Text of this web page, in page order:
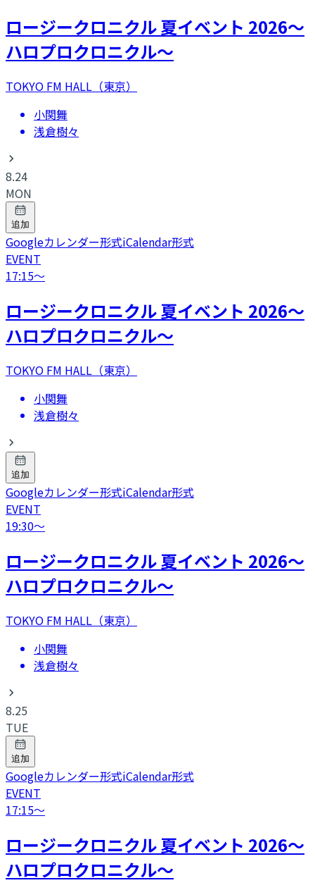
ロージークロニクル 夏イベント 2026～
ハロプロクロニクル～
TOKYO FM HALL（東京）
小関舞
浅倉樹々
8.24
MON
追加
Googleカレンダー形式iCalendar形式
EVENT
17:15〜
ロージークロニクル 夏イベント 2026～
ハロプロクロニクル～
TOKYO FM HALL（東京）
小関舞
浅倉樹々
追加
Googleカレンダー形式iCalendar形式
EVENT
19:30〜
ロージークロニクル 夏イベント 2026～
ハロプロクロニクル～
TOKYO FM HALL（東京）
小関舞
浅倉樹々
8.25
TUE
追加
Googleカレンダー形式iCalendar形式
EVENT
17:15〜
ロージークロニクル 夏イベント 2026～
ハロプロクロニクル～